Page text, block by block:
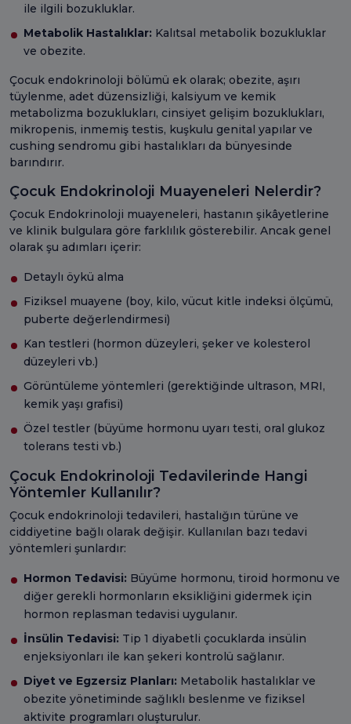
ile ilgili bozukluklar.
Metabolik Hastalıklar: Kalıtsal metabolik bozukluklar
ve obezite.
Çocuk endokrinoloji bölümü ek olarak; obezite, aşırı
tüylenme, adet düzensizliği, kalsiyum ve kemik
metabolizma bozuklukları, cinsiyet gelişim bozuklukları,
mikropenis, inmemiş testis, kuşkulu genital yapılar ve
cushing sendromu gibi hastalıkları da bünyesinde
barındırır.
Çocuk Endokrinoloji Muayeneleri Nelerdir?
Çocuk Endokrinoloji muayeneleri, hastanın şikâyetlerine
ve klinik bulgulara göre farklılık gösterebilir. Ancak genel
olarak şu adımları içerir:
Detaylı öykü alma
Fiziksel muayene (boy, kilo, vücut kitle indeksi ölçümü,
puberte değerlendirmesi)
Kan testleri (hormon düzeyleri, şeker ve kolesterol
düzeyleri vb.)
Görüntüleme yöntemleri (gerektiğinde ultrason, MRI,
kemik yaşı grafisi)
Özel testler (büyüme hormonu uyarı testi, oral glukoz
tolerans testi vb.)
Çocuk Endokrinoloji Tedavilerinde Hangi
Yöntemler Kullanılır?
Çocuk endokrinoloji tedavileri, hastalığın türüne ve
ciddiyetine bağlı olarak değişir. Kullanılan bazı tedavi
yöntemleri şunlardır:
Hormon Tedavisi: Büyüme hormonu, tiroid hormonu ve
diğer gerekli hormonların eksikliğini gidermek için
hormon replasman tedavisi uygulanır.
İnsülin Tedavisi: Tip 1 diyabetli çocuklarda insülin
enjeksiyonları ile kan şekeri kontrolü sağlanır.
Diyet ve Egzersiz Planları: Metabolik hastalıklar ve
obezite yönetiminde sağlıklı beslenme ve fiziksel
aktivite programları oluşturulur.